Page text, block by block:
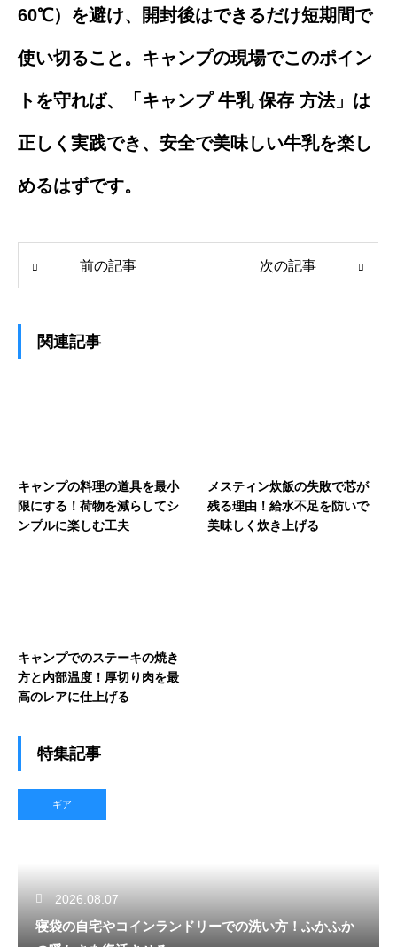
60℃）を避け、開封後はできるだけ短期間で
使い切ること。キャンプの現場でこのポイン
トを守れば、「キャンプ 牛乳 保存 方法」は
正しく実践でき、安全で美味しい牛乳を楽し
めるはずです。
前の記事 次の記事
関連記事
キャンプの料理の道具を最小
限にする！荷物を減らしてシ
ンプルに楽しむ工夫
メスティン炊飯の失敗で芯が
残る理由！給水不足を防いで
美味しく炊き上げる
キャンプでのステーキの焼き
方と内部温度！厚切り肉を最
高のレアに仕上げる
特集記事
ギア
2026.08.07
寝袋の自宅やコインランドリーでの洗い方！ふかふか